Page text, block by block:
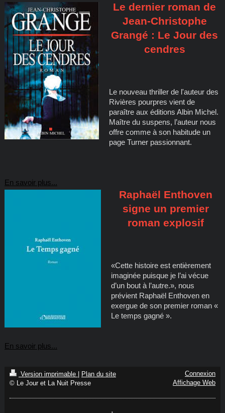
Le dernier roman de
Jean-Christophe
Grangé : Le Jour des
cendres
Le nouveau thriller de l'auteur des
Rivières pourpres vient de
paraître aux éditions Albin Michel.
Maître du suspens, l’auteur nous
offre comme à son habitude un
page Turner passionnant.
En savoir plus...
Raphaël Enthoven
signe un premier
roman explosif
«Cette histoire est entièrement
imaginée puisque je l’ai vécue
d’un bout à l’autre.», nous
prévient Raphaël Enthoven en
exergue de son premier roman «
Le temps gagné ».
En savoir plus...
Version imprimable | Plan du site
© Le Jour et La Nuit Presse
Connexion
Affichage Web